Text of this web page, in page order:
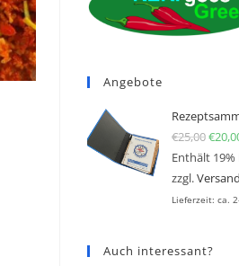
Angebote
€25,00€
Enthält 19%
zzgl.Versand
Lieferzeit: ca.
Auch interessant?